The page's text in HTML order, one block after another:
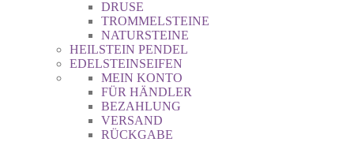
DRUSE
TROMMELSTEINE
NATURSTEINE
HEILSTEIN PENDEL
EDELSTEINSEIFEN
MEIN KONTO
FÜR HÄNDLER
BEZAHLUNG
VERSAND
RÜCKGABE